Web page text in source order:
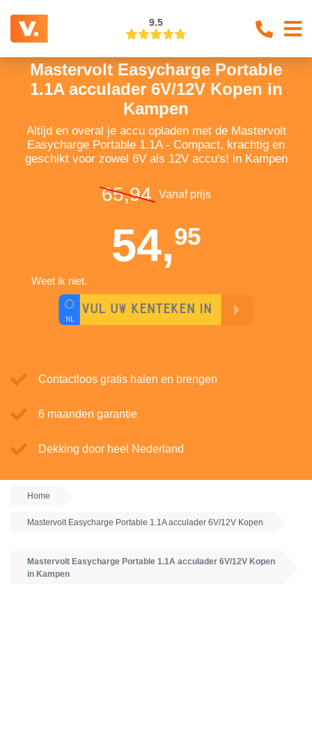
9.5
Mastervolt Easycharge Portable
1.1A acculader 6V/12V Kopen in
Kampen
Altijd en overal je accu opladen met de Mastervolt
Easycharge Portable 1.1A - Compact, krachtig en
geschikt voor zowel 6V als 12V accu's! in Kampen
65,94 Vanaf prijs
54,95
Weet ik niet.
Contactloos gratis halen en brengen
6 maanden garantie
Dekking door heel Nederland
Home
Mastervolt Easycharge Portable 1.1A acculader 6V/12V Kopen
Mastervolt Easycharge Portable 1.1A acculader 6V/12V Kopen
in Kampen